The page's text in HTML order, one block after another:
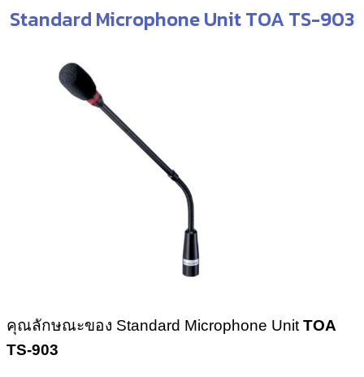
Standard Microphone Unit TOA TS-903
คุณลักษณะของ Standard Microphone Unit TOA
TS-903